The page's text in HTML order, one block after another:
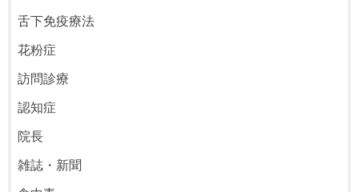
舌下免疫療法
花粉症
訪問診療
認知症
院長
雑誌・新聞